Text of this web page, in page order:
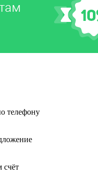
телефону
счёт